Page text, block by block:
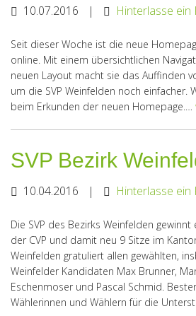
10.07.2016 | Hinterlasse ein
Seit dieser Woche ist die neue
online. Mit einem übersichtlichen
neuen Layout macht sie das Auffinden
um die SVP Weinfelden noch einfacher.
beim Erkunden der neuen Homepage.…
SVP Bezirk
10.04.2016 | Hinterlasse ein
Die SVP des Bezirks Weinfelden
der CVP und damit neu 9 Sitze im
Weinfelden gratuliert allen gewählten,
Weinfelder Kandidaten Max Brunner,
Eschenmoser und Pascal Schmid.
Wählerinnen und Wählern für die